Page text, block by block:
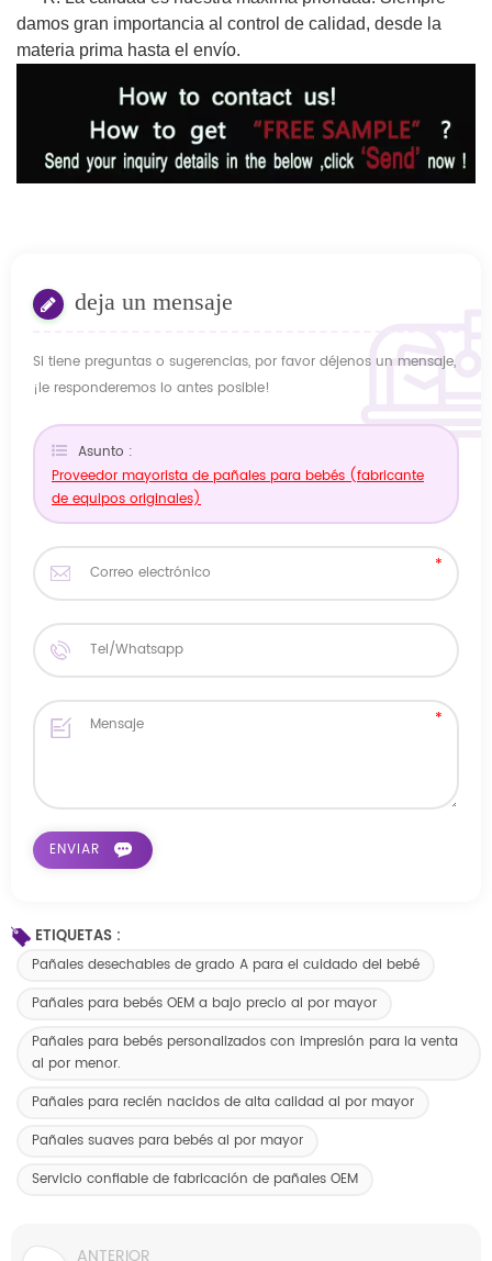
damos gran importancia al control de calidad, desde la
materia prima hasta el envío.
deja un mensaje
Si tiene preguntas o sugerencias, por favor déjenos un mensaje,
¡le responderemos lo antes posible!
Asunto :
Proveedor mayorista de pañales para bebés (fabricante
de equipos originales)
ETIQUETAS :
Pañales desechables de grado A para el cuidado del bebé
Pañales para bebés OEM a bajo precio al por mayor
Pañales para bebés personalizados con impresión para la venta
al por menor.
Pañales para recién nacidos de alta calidad al por mayor
Pañales suaves para bebés al por mayor
Servicio confiable de fabricación de pañales OEM